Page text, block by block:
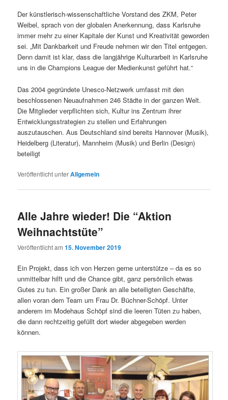
Der künstlerisch-wissenschaftliche Vorstand des ZKM, Peter
Weibel, sprach von der globalen Anerkennung, dass Karlsruhe
immer mehr zu einer Kapitale der Kunst und Kreativität geworden
sei. „Mit Dankbarkeit und Freude nehmen wir den Titel entgegen.
Denn damit ist klar, dass die langjährige Kulturarbeit in Karlsruhe
uns in die Champions League der Medienkunst geführt hat.“
Das 2004 gegründete Unesco-Netzwerk umfasst mit den
beschlossenen Neuaufnahmen 246 Städte in der ganzen Welt.
Die Mitglieder verpflichten sich, Kultur ins Zentrum ihrer
Entwicklungsstrategien zu stellen und Erfahrungen
auszutauschen. Aus Deutschland sind bereits Hannover (Musik),
Heidelberg (Literatur), Mannheim (Musik) und Berlin (Design)
beteiligt
Veröffentlicht unterAllgemein
Alle Jahre wieder! Die “Aktion
Weihnachtstüte”
Veröffentlicht am15. November 2019
Ein Projekt, dass ich von Herzen gerne unterstütze – da es so
unmittelbar hilft und die Chance gibt, ganz persönlich etwas
Gutes zu tun. Ein großer Dank an alle beteiligten Geschäfte,
allen voran dem Team um Frau Dr. Büchner-Schöpf. Unter
anderem im Modehaus Schöpf sind die leeren Tüten zu haben,
die dann rechtzeitig gefüllt dort wieder abgegeben werden
können.